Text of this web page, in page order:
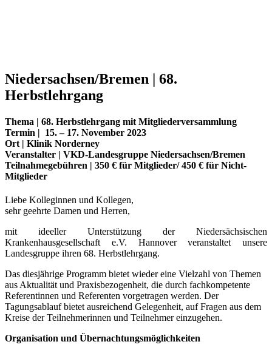
Niedersachsen/Bremen | 68.
Herbstlehrgang
Thema | 68. Herbstlehrgang mit Mitgliederversammlung
Termin | 15. – 17. November 2023
Ort | Klinik Norderney
Veranstalter | VKD-Landesgruppe Niedersachsen/Bremen
Teilnahmegebühren | 350 € für Mitglieder/ 450 € für Nicht-
Mitglieder
Liebe Kolleginnen und Kollegen,
sehr geehrte Damen und Herren,
mit ideeller Unterstützung der Niedersächsischen
Krankenhausgesellschaft e.V. Hannover veranstaltet unsere
Landesgruppe ihren 68. Herbstlehrgang.
Das diesjährige Programm bietet wieder eine Vielzahl von Themen
aus Aktualität und Praxisbezogenheit, die durch fachkompetente
Referentinnen und Referenten vorgetragen werden. Der
Tagungsablauf bietet ausreichend Gelegenheit, auf Fragen aus dem
Kreise der Teilnehmerinnen und Teilnehmer einzugehen.
Organisation und Übernachtungsmöglichkeiten